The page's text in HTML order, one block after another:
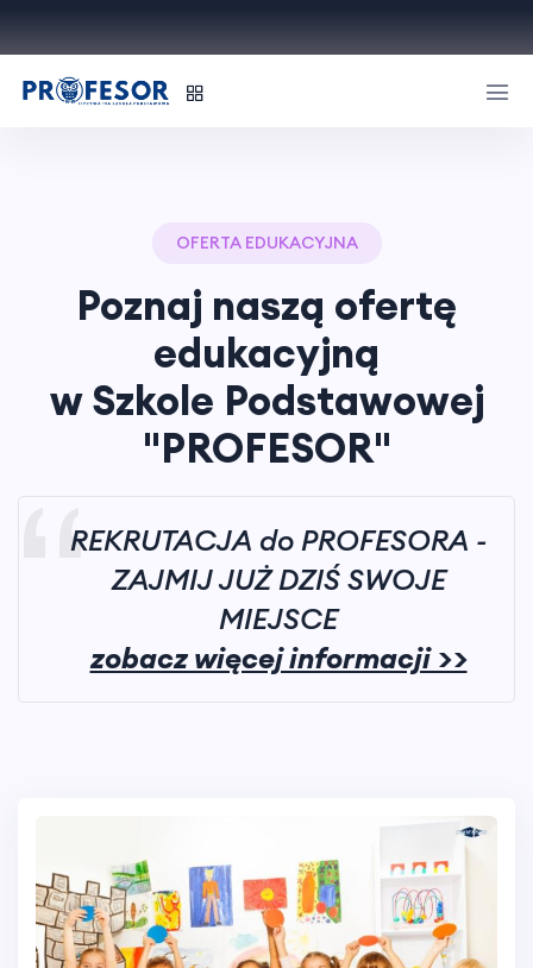
OFERTA EDUKACYJNA
Poznaj naszą ofertę
edukacyjną
w Szkole Podstawowej
"PROFESOR"
REKRUTACJA do PROFESORA -
ZAJMIJ JUŻ DZIŚ SWOJE
MIEJSCE
zobacz więcej informacji >>